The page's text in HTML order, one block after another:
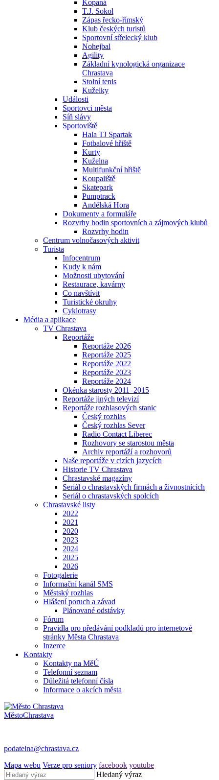
Kopaná
T.J. Sokol
Zápas řecko-římský
Klub českých turistů
Sportovní střelecký klub
Nohejbal
Agility
Základní kynologická organizace
Chrastava
Stolní tenis
Kuželky
Události
Sportovci města
Síň slávy
Sportoviště
Hala TJ Spartak
Fotbalové hřiště
Kurty
Kuželna
Multifunkční hřiště
Koupaliště
Skatepark
Pumptrack
Andělská Hora
Dokumenty a formuláře
Rozvrhy hodin sportovních a zájmových klubů
Rozvrhy hodin
Centrum volnočasových aktivit
Turista
Infocentrum
Kudy k nám
Možnosti ubytování
Restaurace, kavárny
Co navštívit
Turistické okruhy
Cyklotrasy
Média a aplikace
TV Chrastava
Reportáže
Reportáže 2026
Reportáže 2025
Reportáže 2022
Reportáže 2023
Reportáže 2024
Okénka starosty 2011–2015
Reportáže jiných televizí
Reportáže rozhlasových stanic
Český rozhlas
Český rozhlas Sever
Radio Contact Liberec
Rozhovory se starostou města
Archiv reportáží a rozhovorů
Naše reportáže v cizích jazycích
Historie TV Chrastava
Chrastavské magazíny
Seriál o chrastavských firmách a živnostnících
Seriál o chrastavských spolcích
Chrastavské listy
2022
2021
2020
2023
2024
2025
2026
Fotogalerie
Informační kanál SMS
Městský rozhlas
Hlášení poruch a závad
Plánované odstávky
Fórum
Pravidla pro předávání podkladů pro internetové
stránky Města Chrastava
Inzerce
Kontakty
Kontakty na MěÚ
Telefonní seznam
Důležitá telefonní čísla
Informace o akcích města
MěstoChrastava
podatelna@chrastava.cz
Mapa webu Verze pro seniory facebook youtube
Hledaný výraz